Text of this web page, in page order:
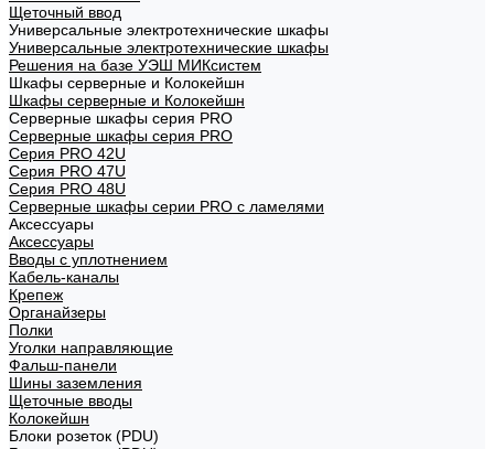
Щеточный ввод
Универсальные электротехнические шкафы
Универсальные электротехнические шкафы
Решения на базе УЭШ МИКсистем
Шкафы серверные и Колокейшн
Шкафы серверные и Колокейшн
Серверные шкафы серия PRO
Серверные шкафы серия PRO
Серия PRO 42U
Серия PRO 47U
Серия PRO 48U
Серверные шкафы серии PRO с ламелями
Аксессуары
Аксессуары
Вводы с уплотнением
Кабель-каналы
Крепеж
Органайзеры
Полки
Уголки направляющие
Фальш-панели
Шины заземления
Щеточные вводы
Колокейшн
Блоки розеток (PDU)